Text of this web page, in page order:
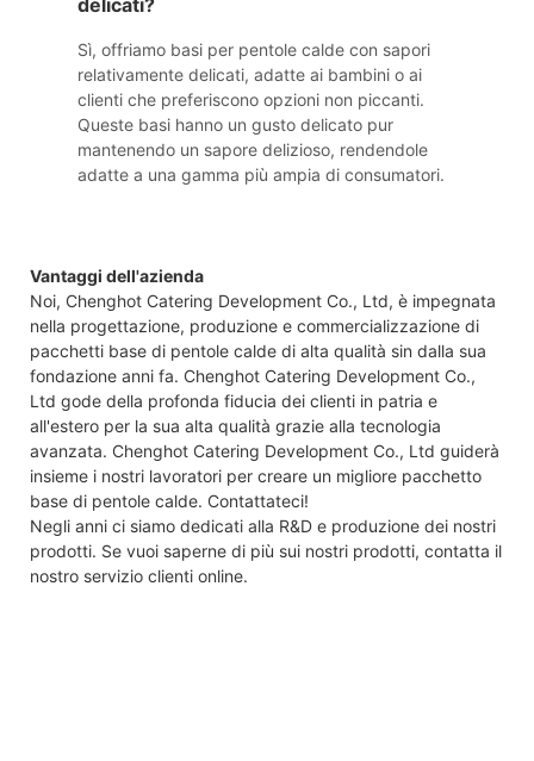
delicati?
Sì, offriamo basi per pentole calde con sapori
relativamente delicati, adatte ai bambini o ai
clienti che preferiscono opzioni non piccanti.
Queste basi hanno un gusto delicato pur
mantenendo un sapore delizioso, rendendole
adatte a una gamma più ampia di consumatori.
Vantaggi dell'azienda
Noi, Chenghot Catering Development Co., Ltd, è impegnata
nella progettazione, produzione e commercializzazione di
pacchetti base di pentole calde di alta qualità sin dalla sua
fondazione anni fa. Chenghot Catering Development Co.,
Ltd gode della profonda fiducia dei clienti in patria e
all'estero per la sua alta qualità grazie alla tecnologia
avanzata. Chenghot Catering Development Co., Ltd guiderà
insieme i nostri lavoratori per creare un migliore pacchetto
base di pentole calde. Contattateci!
Negli anni ci siamo dedicati alla R&D e produzione dei nostri
prodotti. Se vuoi saperne di più sui nostri prodotti, contatta il
nostro servizio clienti online.